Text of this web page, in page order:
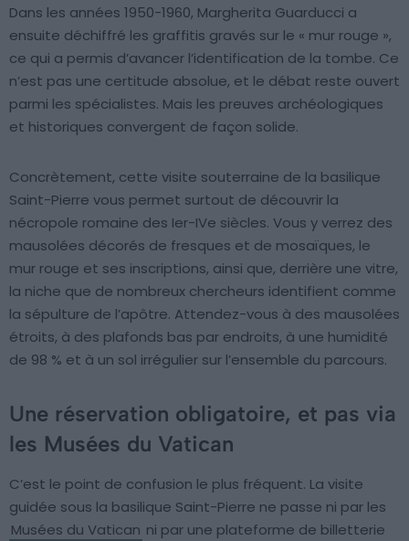
Dans les années 1950-1960, Margherita Guarducci a
ensuite déchiffré les graffitis gravés sur le « mur rouge »,
ce qui a permis d’avancer l’identification de la tombe. Ce
n’est pas une certitude absolue, et le débat reste ouvert
parmi les spécialistes. Mais les preuves archéologiques
et historiques convergent de façon solide.
Concrètement, cette visite souterraine de la basilique
Saint-Pierre vous permet surtout de découvrir la
nécropole romaine des Ier-IVe siècles. Vous y verrez des
mausolées décorés de fresques et de mosaïques, le
mur rouge et ses inscriptions, ainsi que, derrière une vitre,
la niche que de nombreux chercheurs identifient comme
la sépulture de l’apôtre. Attendez-vous à des mausolées
étroits, à des plafonds bas par endroits, à une humidité
de 98 % et à un sol irrégulier sur l’ensemble du parcours.
Une réservation obligatoire, et pas via
les Musées du Vatican
C’est le point de confusion le plus fréquent. La visite
guidée sous la basilique Saint-Pierre ne passe ni par les
Musées du Vatican ni par une plateforme de billetterie